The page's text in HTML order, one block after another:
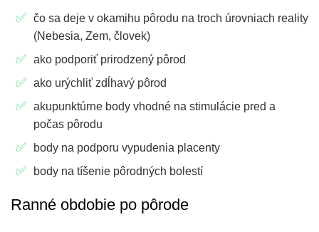
čo sa deje v okamihu pôrodu na troch úrovniach reality
(Nebesia, Zem, človek)
ako podporiť prirodzený pôrod
ako urýchliť zdĺhavý pôrod
akupunktúrne body vhodné na stimulácie pred a
počas pôrodu
body na podporu vypudenia placenty
body na tíšenie pôrodných bolestí
Ranné obdobie po pôrode